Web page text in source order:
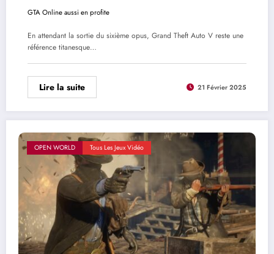
GTA Online aussi en profite
En attendant la sortie du sixième opus, Grand Theft Auto V reste une
référence titanesque…
Lire la suite 21 Février 2025
OPEN WORLD Tous Les Jeux Vidéo